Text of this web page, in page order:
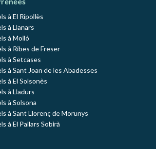
à El Ripollès
à Llanars
à Molló
à Ribes de Freser
à Setcases
à Sant Joan de les Abadesses
à El Solsonès
à Lladurs
à Solsona
à Sant Llorenç de Morunys
à El Pallars Sobirà